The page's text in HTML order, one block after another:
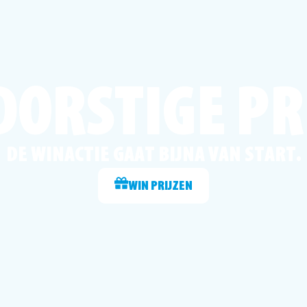
WIN PRIJZEN